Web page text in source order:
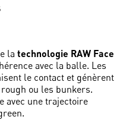
la technologie RAW Face
avec la balle. Les
le contact et génèrent
ou les bunkers.
avec une trajectoire